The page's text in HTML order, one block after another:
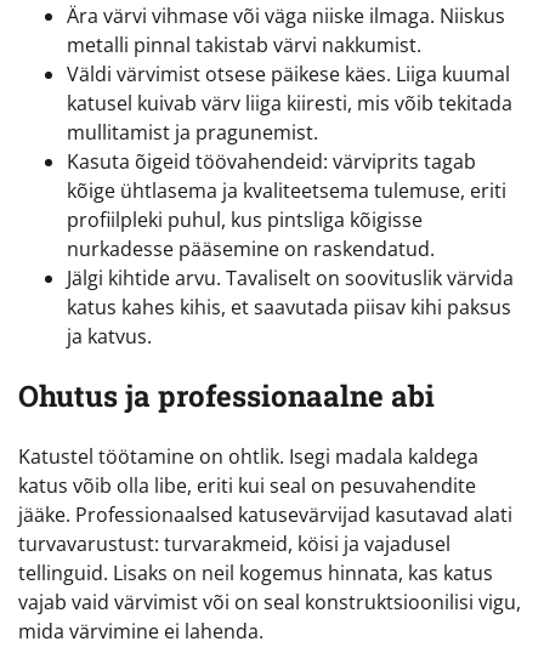
Ära värvi vihmase või väga niiske ilmaga. Niiskus
metalli pinnal takistab värvi nakkumist.
Väldi värvimist otsese päikese käes. Liiga kuumal
katusel kuivab värv liiga kiiresti, mis võib tekitada
mullitamist ja pragunemist.
Kasuta õigeid töövahendeid: värviprits tagab
kõige ühtlasema ja kvaliteetsema tulemuse, eriti
profiilpleki puhul, kus pintsliga kõigisse
nurkadesse pääsemine on raskendatud.
Jälgi kihtide arvu. Tavaliselt on soovituslik värvida
katus kahes kihis, et saavutada piisav kihi paksus
ja katvus.
Ohutus ja professionaalne abi
Katustel töötamine on ohtlik. Isegi madala kaldega
katus võib olla libe, eriti kui seal on pesuvahendite
jääke. Professionaalsed katusevärvijad kasutavad alati
turvavarustust: turvarakmeid, köisi ja vajadusel
tellinguid. Lisaks on neil kogemus hinnata, kas katus
vajab vaid värvimist või on seal konstruktsioonilisi vigu,
mida värvimine ei lahenda.